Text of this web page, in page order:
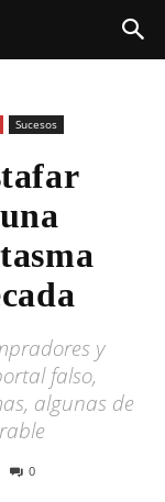
Sucesos
y
falso,
algunas de
0